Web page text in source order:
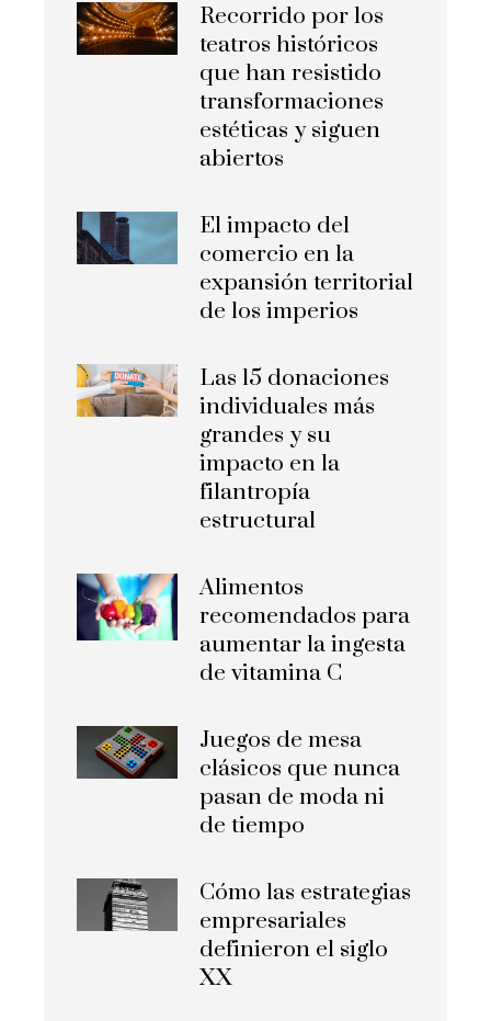
Recorrido por los
teatros históricos
que han resistido
transformaciones
estéticas y siguen
abiertos
El impacto del
comercio en la
expansión territorial
de los imperios
Las 15 donaciones
individuales más
grandes y su
impacto en la
filantropía
estructural
Alimentos
recomendados para
aumentar la ingesta
de vitamina C
Juegos de mesa
clásicos que nunca
pasan de moda ni
de tiempo
Cómo las estrategias
empresariales
definieron el siglo
XX